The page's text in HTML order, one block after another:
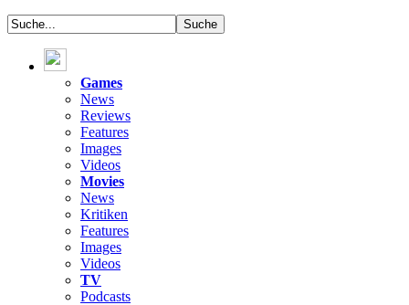
Games
News
Reviews
Features
Images
Videos
Movies
News
Kritiken
Features
Images
Videos
TV
Podcasts